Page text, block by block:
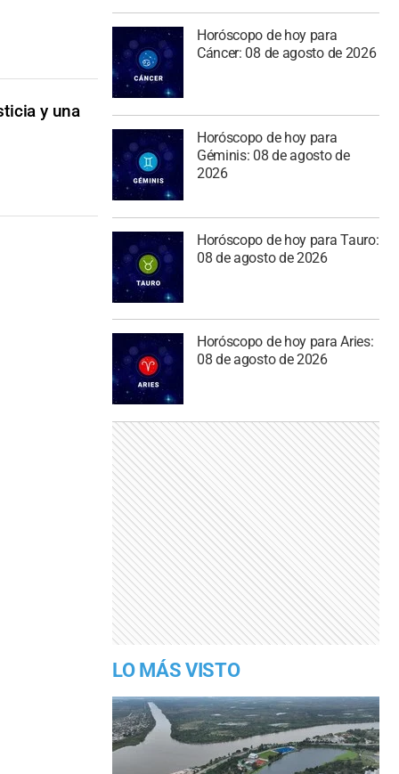
y una
Horóscopo de hoy para
Cáncer: 08 de agosto de 2026
Horóscopo de hoy para
Géminis: 08 de agosto de
2026
Horóscopo de hoy para Tauro:
08 de agosto de 2026
Horóscopo de hoy para Aries:
08 de agosto de 2026
LO MÁS VISTO